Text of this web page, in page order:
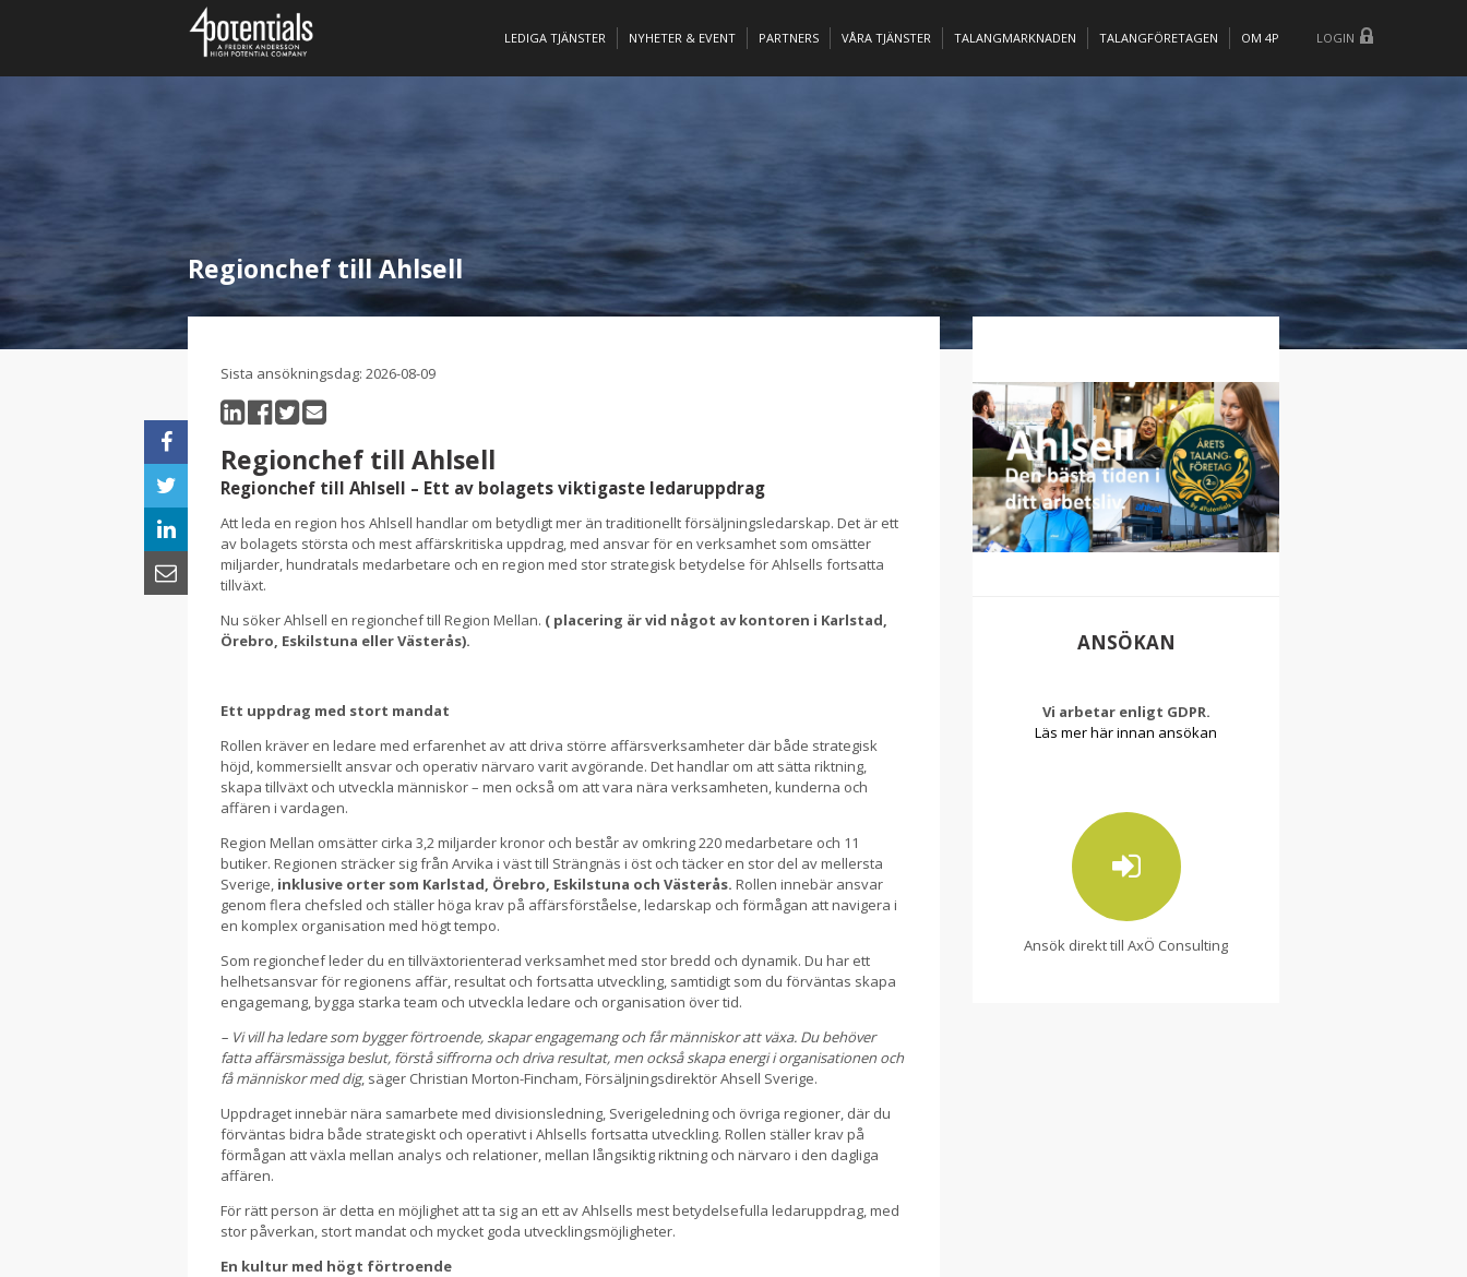
LEDIGA TJÄNSTER NYHETER & EVENT PARTNERS VÅRA TJÄNSTER TALANGMARKNADEN TALANGFÖRETAGEN OM 4P LOGIN
Regionchef till Ahlsell
Sista ansökningsdag: 2026-08-09
Regionchef till Ahlsell
Regionchef till Ahlsell – Ett av bolagets viktigaste ledaruppdrag
Att leda en region hos Ahlsell handlar om betydligt mer än traditionellt försäljningsledarskap. Det är ett
av bolagets största och mest affärskritiska uppdrag, med ansvar för en verksamhet som omsätter
miljarder, hundratals medarbetare och en region med stor strategisk betydelse för Ahlsells fortsatta
tillväxt.
Nu söker Ahlsell en regionchef till Region Mellan. ( placering är vid något av kontoren i Karlstad,
Örebro, Eskilstuna eller Västerås).
Ett uppdrag med stort mandat
Rollen kräver en ledare med erfarenhet av att driva större affärsverksamheter där både strategisk
höjd, kommersiellt ansvar och operativ närvaro varit avgörande. Det handlar om att sätta riktning,
skapa tillväxt och utveckla människor – men också om att vara nära verksamheten, kunderna och
affären i vardagen.
Region Mellan omsätter cirka 3,2 miljarder kronor och består av omkring 220 medarbetare och 11
butiker. Regionen sträcker sig från Arvika i väst till Strängnäs i öst och täcker en stor del av mellersta
Sverige, inklusive orter som Karlstad, Örebro, Eskilstuna och Västerås. Rollen innebär ansvar
genom flera chefsled och ställer höga krav på affärsförståelse, ledarskap och förmågan att navigera i
en komplex organisation med högt tempo.
Som regionchef leder du en tillväxtorienterad verksamhet med stor bredd och dynamik. Du har ett
helhetsansvar för regionens affär, resultat och fortsatta utveckling, samtidigt som du förväntas skapa
engagemang, bygga starka team och utveckla ledare och organisation över tid.
– Vi vill ha ledare som bygger förtroende, skapar engagemang och får människor att växa. Du behöver
fatta affärsmässiga beslut, förstå siffrorna och driva resultat, men också skapa energi i organisationen och
få människor med dig, säger Christian Morton-Fincham, Försäljningsdirektör Ahsell Sverige.
Uppdraget innebär nära samarbete med divisionsledning, Sverigeledning och övriga regioner, där du
förväntas bidra både strategiskt och operativt i Ahlsells fortsatta utveckling. Rollen ställer krav på
förmågan att växla mellan analys och relationer, mellan långsiktig riktning och närvaro i den dagliga
affären.
För rätt person är detta en möjlighet att ta sig an ett av Ahlsells mest betydelsefulla ledaruppdrag, med
stor påverkan, stort mandat och mycket goda utvecklingsmöjligheter.
En kultur med högt förtroende
ANSÖKAN
Vi arbetar enligt GDPR.
Läs mer här innan ansökan
Ansök direkt till AxÖ Consulting